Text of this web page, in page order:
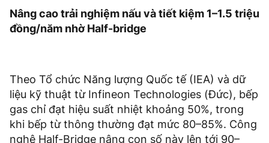
Nâng cao trải nghiệm nấu và tiết kiệm 1–1.5 triệu
đồng/năm nhờ Half-bridge
Theo Tổ chức Năng lượng Quốc tế (IEA) và dữ
liệu kỹ thuật từ Infineon Technologies (Đức), bếp
gas chỉ đạt hiệu suất nhiệt khoảng 50%, trong
khi bếp từ thông thường đạt mức 80–85%. Công
nghệ Half-Bridge nâng con số này lên tới 90–